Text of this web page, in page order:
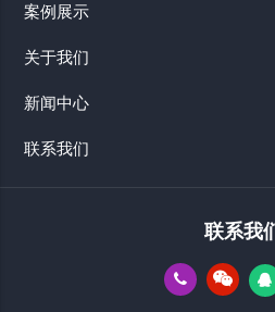
案例展示
关于我们
新闻中心
联系我们
联系我